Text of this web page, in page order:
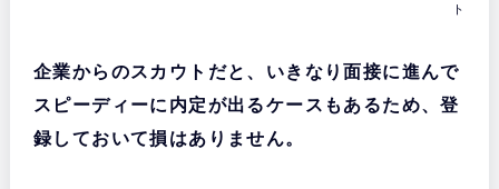
ト
企業からのスカウトだと、いきなり面接に進んで
スピーディーに内定が出るケースもあるため、登
録しておいて損はありません。